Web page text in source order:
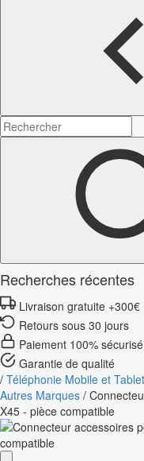
Recherches récentes
Livraison gratuite +300€
Retours sous 30 jours
Paiement 100% sécurisé
Garantie de qualité
/ Téléphonie Mobile et
Autres Marques /
X45 - pièce compatible